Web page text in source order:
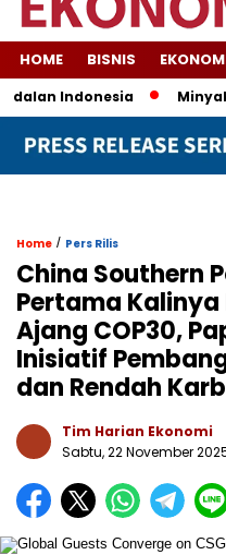
HOME BISNIS
Indonesia Minyak
Home / Pers Rilis
China Southern
Pertama
Ajang COP30,
Inisiatif
dan Rendah
Tim Harian Ekonomi
Sabtu, 22 November